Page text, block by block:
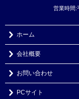
営業時間:
ホーム
会社概要
お問い合わせ
PCサイト